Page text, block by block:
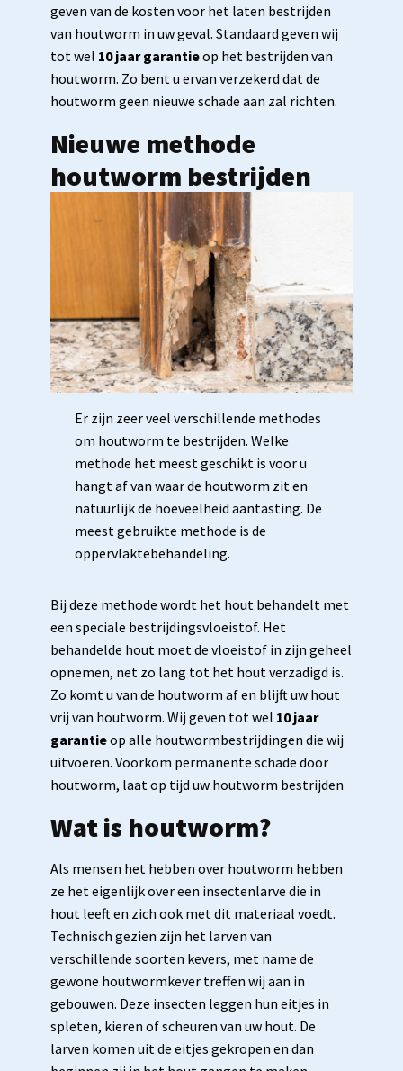
geven van de kosten voor het laten bestrijden
van houtworm in uw geval. Standaard geven wij
tot wel 10 jaar garantieop het bestrijden van
houtworm. Zo bent u ervan verzekerd dat de
houtworm geen nieuwe schade aan zal richten.
Nieuwe methode
houtworm bestrijden
Er zijn zeer veel verschillende methodes
om houtworm te bestrijden. Welke
methode het meest geschikt is voor u
hangt af van waar de houtworm zit en
natuurlijk de hoeveelheid aantasting. De
meest gebruikte methode is de
oppervlaktebehandeling.
Bij deze methode wordt het hout behandelt met
een speciale bestrijdingsvloeistof. Het
behandelde hout moet de vloeistof in zijn geheel
opnemen, net zo lang tot het hout verzadigd is.
Zo komt u van de houtworm af en blijft uw hout
vrij van houtworm. Wij geven tot wel 10 jaar
garantieop alle houtwormbestrijdingen die wij
uitvoeren. Voorkom permanente schade door
houtworm, laat op tijd uw houtworm bestrijden
Wat is houtworm?
Als mensen het hebben over houtworm hebben
ze het eigenlijk over een insectenlarve die in
hout leeft en zich ook met dit materiaal voedt.
Technisch gezien zijn het larven van
verschillende soorten kevers, met name de
gewone houtwormkever treffen wij aan in
gebouwen. Deze insecten leggen hun eitjes in
spleten, kieren of scheuren van uw hout. De
larven komen uit de eitjes gekropen en dan